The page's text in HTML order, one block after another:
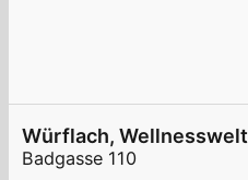
Würflach, Wellnesswelt
Badgasse 110